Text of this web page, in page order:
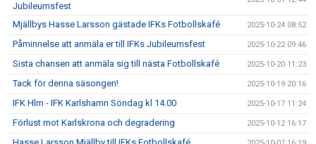
Jubileumsfest
Mjällbys Hasse Larsson gästade IFKs Fotbollskafé 2025-10-24 08:52
Påminnelse att anmäla er till IFKs Jubileumsfest 2025-10-22 09:46
Sista chansen att anmäla sig till nästa Fotbollskafé 2025-10-20 11:23
Tack för denna säsongen! 2025-10-19 20:16
IFK Hlm - IFK Karlshamn Söndag kl 14.00 2025-10-17 11:24
Förlust mot Karlskrona och degradering 2025-10-12 16:17